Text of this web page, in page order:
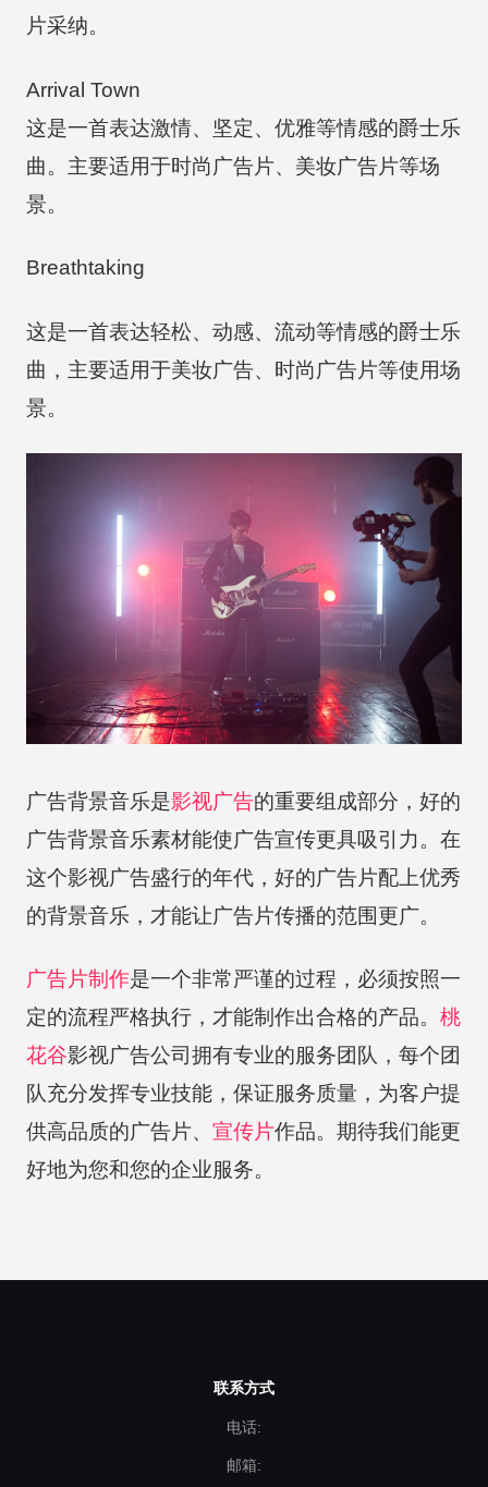
片采纳。
Arrival Town
这是一首表达激情、坚定、优雅等情感的爵士乐
曲。主要适用于时尚广告片、美妆广告片等场
景。
Breathtaking
这是一首表达轻松、动感、流动等情感的爵士乐
曲，主要适用于美妆广告、时尚广告片等使用场
景。
广告背景音乐是影视广告的重要组成部分，好的
广告背景音乐素材能使广告宣传更具吸引力。在
这个影视广告盛行的年代，好的广告片配上优秀
的背景音乐，才能让广告片传播的范围更广。
广告片制作是一个非常严谨的过程，必须按照一
定的流程严格执行，才能制作出合格的产品。 桃
花谷影视广告公司拥有专业的服务团队，每个团
队充分发挥专业技能，保证服务质量，为客户提
供高品质的广告片、 宣传片作品。期待我们能更
好地为您和您的企业服务。
联系方式
电话:
邮箱: